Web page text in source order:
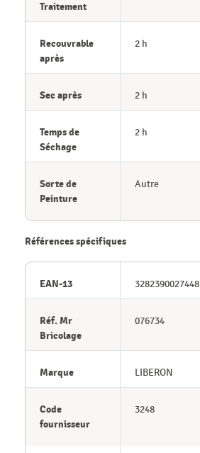
Traitement
Recouvrable
après
2 h
Sec après 2 h
Temps de
Séchage
2 h
Sorte de
Peinture
Autre
Références spécifiques
EAN-13 3282390027448
Réf. Mr
Bricolage
076734
Marque LIBERON
Code
fournisseur
3248